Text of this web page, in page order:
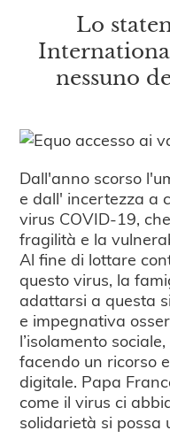
Lo
nessuno
Dall'anno scorso
e dall' incertezza a
virus COVID-19,
fragilità e la
Al fine di lottare
questo virus, la
adattarsi a questa
e impegnativa
l’isolamento
facendo un ricorso
digitale. Papa
come il virus ci
solidarietà si possa